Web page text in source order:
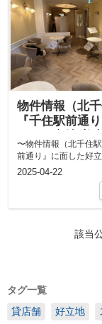
物件情報（北千
『千住駅前通
ック居抜き
〜物件情報（北千住
前通り』に面した好
リニック居抜き〜大手
2025-04-22
該当
タグ一覧
貸店舗
好立地